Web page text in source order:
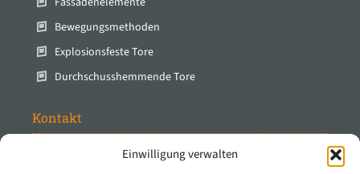
Einwilligung verwalten
Bewegungsmethoden
Explosionsfeste Tore
Durchschusshemmende Tore
Kontakt